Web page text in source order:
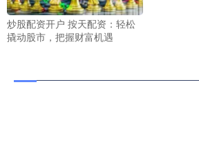
炒股配资开户 按天配资：轻松
撬动股市，把握财富机遇